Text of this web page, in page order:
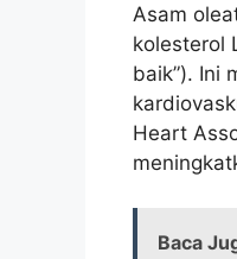
Asam
kolesterol
baik”). Ini
Heart
Baca